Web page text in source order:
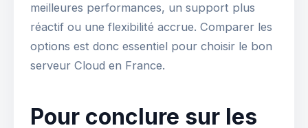
meilleures performances, un support plus
réactif ou une flexibilité accrue. Comparer les
options est donc essentiel pour choisir le bon
serveur Cloud en France.
Pour conclure sur les